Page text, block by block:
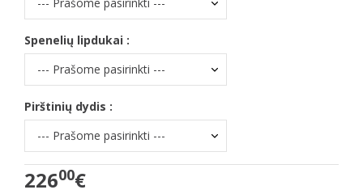
Spenelių lipdukai :
Pirštinių dydis :
22600€